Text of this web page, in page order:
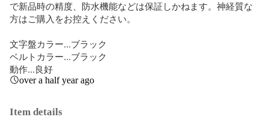
で新品時の精度、防水機能などは保証しかねます。神経質な
方はご購入をお控えください。
文字盤カラー...ブラック
ベルトカラー...ブラック
動作...良好
over a half year ago
Item details